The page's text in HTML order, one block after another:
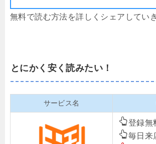
無料で読む方法を詳しくシェアしてい
とにかく安く読みたい！
サービス名
登録無
毎日来